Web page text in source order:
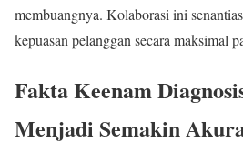
membuangnya. Kolaborasi ini
kepuasan pelanggan secara maksimal
Fakta Keenam
Menjadi Semakin